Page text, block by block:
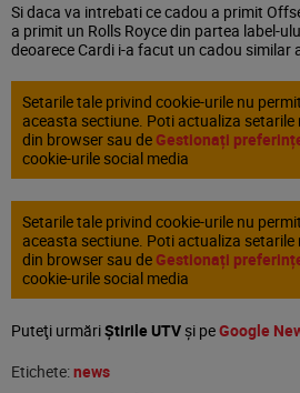
Si daca va intrebati ce cadou a primit
a primit un Rolls Royce din partea label-
deoarece Cardi i-a facut un cadou similar
Setarile tale privind cookie-urile nu
aceasta sectiune. Poti actualiza
din browser sau de Gestionați
cookie-urile social media
Setarile tale privind cookie-urile nu
aceasta sectiune. Poti actualiza
din browser sau de Gestionați
cookie-urile social media
Puteţi urmăriȘtirile UTVşi peGoogle
Etichete:news